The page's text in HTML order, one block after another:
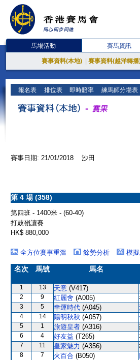
馬場活動 賽馬資訊
賽事資料(本地) 賽事資料(越洋轉播
報名表 排位表 即時賠率 練馬師分場表
賽事日期: 21/01/2018 沙田
第 4 場 (358)
第四班 - 1400米 - (60-40)
打鼓嶺讓賽
HK$ 880,000
全方位賽事重溫
餘勢分析 模
名次 馬號 馬名
1 13 天意 (V417)
2
9 紅麗舍 (A005)
3
5 幸運時代 (A045)
4
14 陽明秋秋 (A057)
5
1 旅遊皇者 (A316)
6
4 好友益 (T265)
7
11 皇家魅力 (A356)
8
7 火百合 (B050)